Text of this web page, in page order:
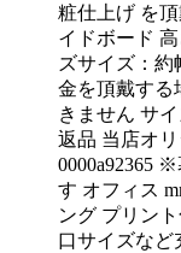
粧仕上げ を
イドボード
ズサイズ：約
金を頂戴する
きません サ
返品 当店オ
0000a92365
す オフィス
ング プリン
口サイズなど